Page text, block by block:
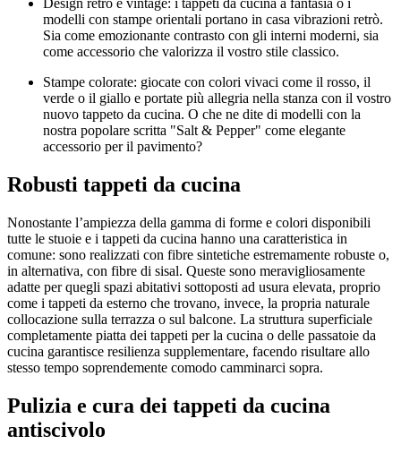
modelli con stampe orientali portano in casa vibrazioni retrò.
Sia come emozionante contrasto con gli interni moderni, sia
come accessorio che valorizza il vostro stile classico.
Stampe colorate: giocate con colori vivaci come il rosso, il
verde o il giallo e portate più allegria nella stanza con il vostro
nuovo tappeto da cucina. O che ne dite di modelli con la
nostra popolare scritta "Salt & Pepper" come elegante
accessorio per il pavimento?
Robusti tappeti da cucina
Nonostante l’ampiezza della gamma di forme e colori disponibili
tutte le stuoie e i tappeti da cucina hanno una caratteristica in
comune: sono realizzati con fibre sintetiche estremamente robuste o,
in alternativa, con fibre di sisal. Queste sono meravigliosamente
adatte per quegli spazi abitativi sottoposti ad usura elevata, proprio
come i tappeti da esterno che trovano, invece, la propria naturale
collocazione sulla terrazza o sul balcone. La struttura superficiale
completamente piatta dei tappeti per la cucina o delle passatoie da
cucina garantisce resilienza supplementare, facendo risultare allo
stesso tempo soprendemente comodo camminarci sopra.
Pulizia e cura dei tappeti da cucina
antiscivolo